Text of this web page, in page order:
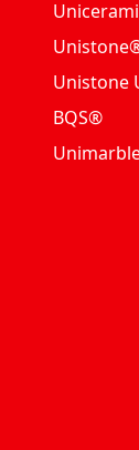
Unistone
BQS®